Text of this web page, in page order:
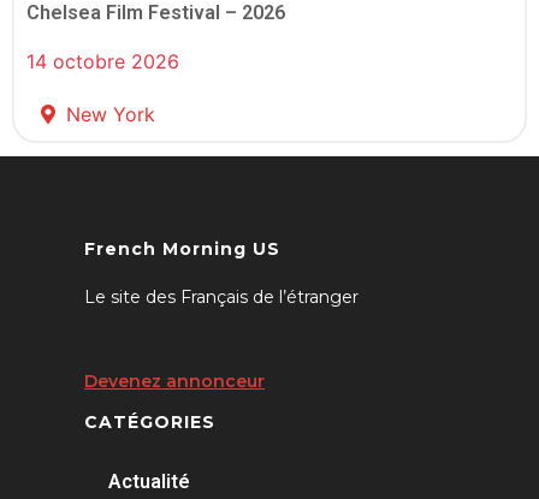
Chelsea Film Festival – 2026
14 octobre 2026
New York
French Morning US
Le site des Français de l’étranger
Devenez annonceur
CATÉGORIES
Actualité